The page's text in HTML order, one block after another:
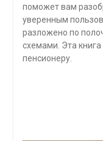
поможет вам
уверенным
разложено по
схемами. Эта книга
пенсионеру.